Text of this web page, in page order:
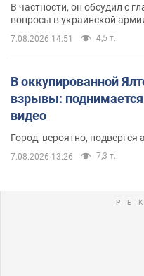
В частности, он обсудил с
вопросы в украинской
7.08.2026 14:51 4,5 т.
В оккупированной
взрывы:
видео
Город, вероятно, подвергся
7.08.2026 13:26 7,3 т.